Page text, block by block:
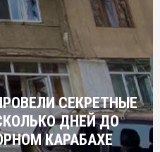
СЕКРЕТНЫЕ
ДНЕЙ ДО
КАРАБАХЕ